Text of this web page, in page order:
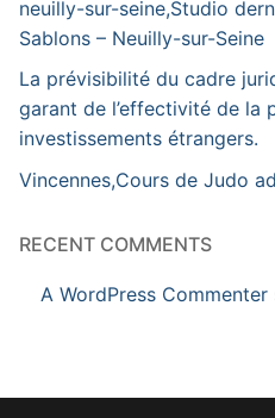
neuilly-sur-seine,Studio
Sablons – Neuilly-sur-Seine
La prévisibilité du cadre
garant de l’effectivité de la
investissements étrangers.
Vincennes,Cours de Judo
RECENT COMMENTS
A WordPress Commenter